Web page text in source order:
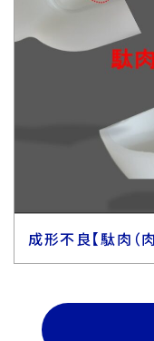
成形不良【駄肉（